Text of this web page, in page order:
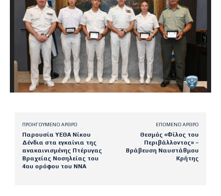
ΠΡΟΗΓΟΎΜΕΝΟ ΆΡΘΡΟ
Παρουσία ΥΕΘΑ Νίκου
Δένδια στα εγκαίνια της
ανακαινισμένης Πτέρυγας
Βραχείας Νοσηλείας του
4ου ορόφου του ΝΝΑ
ΕΠΌΜΕΝΟ ΆΡΘΡΟ
Θεσμός «Φίλος του
Περιβάλλοντος» –
Βράβευση Ναυστάθμου
Κρήτης